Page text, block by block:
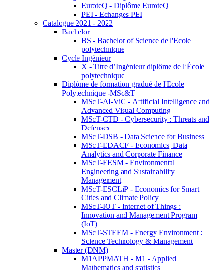
EuroteQ - Diplôme EuroteQ
PEI - Echanges PEI
Catalogue 2021 - 2022
Bachelor
BS - Bachelor of Science de l'Ecole
polytechnique
Cycle Ingénieur
X - Titre d’Ingénieur diplômé de l’École
polytechnique
Diplôme de formation gradué de l'Ecole
Polytechnique -MSc&T
MScT-AI-ViC - Artificial Intelligence and
Advanced Visual Computing
MScT-CTD - Cybersecurity : Threats and
Defenses
MScT-DSB - Data Science for Business
MScT-EDACF - Economics, Data
Analytics and Corporate Finance
MScT-EESM - Environmental
Engineering and Sustainability
Management
MScT-ESCLiP - Economics for Smart
Cities and Climate Policy
MScT-IOT - Internet of Things :
Innovation and Management Program
(IoT)
MScT-STEEM - Energy Environment :
Science Technology & Management
Master (DNM)
M1APPMATH - M1 - Applied
Mathematics and statistics